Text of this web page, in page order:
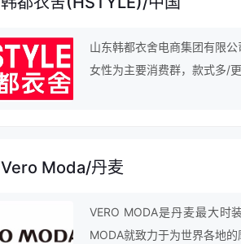
山东韩都衣舍电商集团有限
女性为主要消费群，款式多/
Vero Moda/丹麦
VERO MODA是丹麦最大时
MODA就致力于为世界各地